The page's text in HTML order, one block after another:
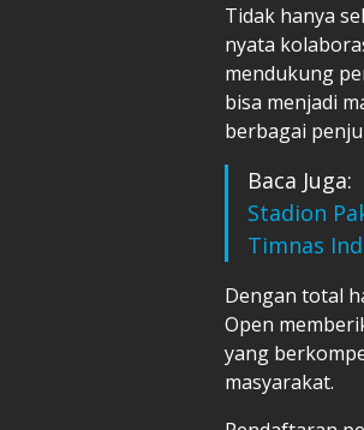
Tidak hanya
nyata
mendukung
bisa menjadi
berbagai
Baca Juga:
Stadion
Timnas
Dengan total
Open
yang
masyarakat.